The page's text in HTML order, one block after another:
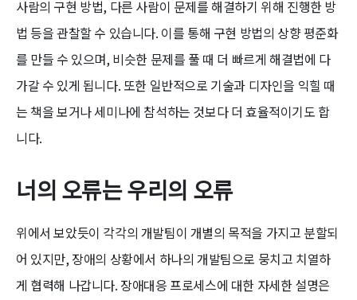
사람의 구현 방법, 다른 사람이 문제를 해결하기 위해 진행한 방
법 등을 관찰할 수 있습니다. 이를 통해 구현 방법의 상향 평준화
를 만들 수 있으며, 비슷한 문제를 풀 때 더 빠르게 해결법에 다
가갈 수 있게 됩니다. 또한 일반적으로 기술과 디자인을 익힐 때
는 책을 보거나 세미나에 참석하는 것보다 더 효율적이기도 합
니다.
너의 오류는 우리의 오류
위에서 보았듯이 각각의 개발팀이 개별의 목적을 가지고 분할되
어 있지만, 장애의 상황에서 하나의 개발팀으로 뭉치고 치열하
게 협력해 나갑니다. 장애대응 프로세스에 대한 자세한 설명은